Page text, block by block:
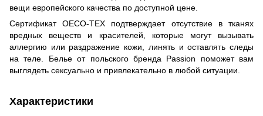
вещи европейского качества по доступной цене.
Сертификат OECO-TEX подтверждает отсутствие в тканях
вредных веществ и красителей, которые могут вызывать
аллергию или раздражение кожи, линять и оставлять следы
на теле. Белье от польского бренда Passion поможет вам
выглядеть сексуально и привлекательно в любой ситуации.
Характеристики